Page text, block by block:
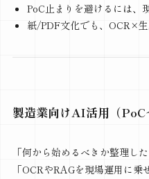
PoC止まりを避けるには、
紙/PDF文化でも、OCR×
製造業向けAI活用（PoC
「何から始めるべきか整理し
「OCRやRAGを現場運用に